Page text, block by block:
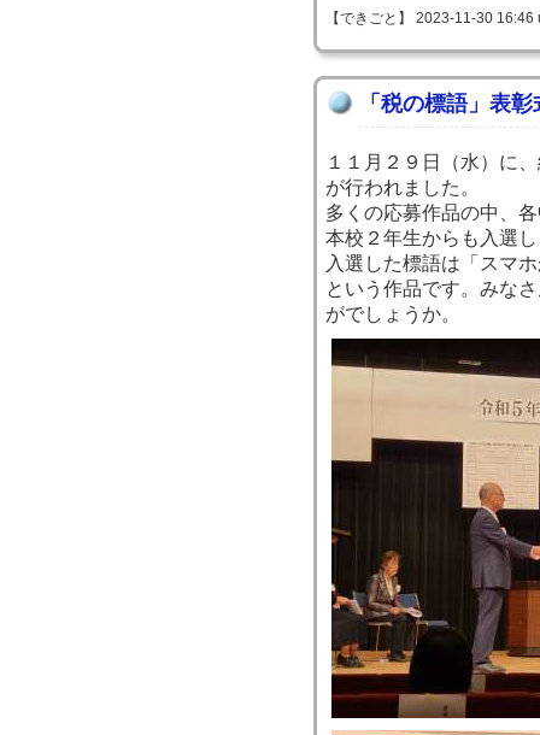
【できごと】 2023-11-30
「税の標語」表彰
１１月２９日（水）に
が行われました。
多くの応募作品の中、
本校２年生からも入選
入選した標語は「スマ
という作品です。みな
がでしょうか。